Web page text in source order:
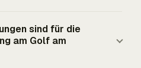
zur Arbeitszeiterfassung
und
sind für die
am Golf am